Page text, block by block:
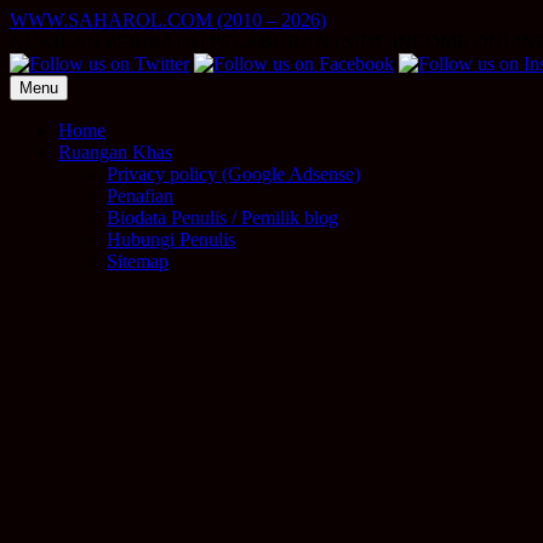
Skip
content
WWW.SAHAROL.COM (2010 – 2026)
Menu
Home
Ruangan Khas
Privacy policy (Google Adsense)
Penafian
Biodata Penulis / Pemilik blog
Hubungi Penulis
Sitemap